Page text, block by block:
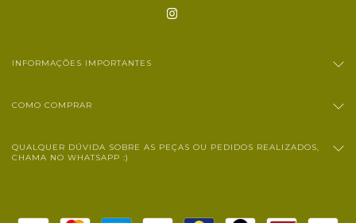
INFORMAÇÕES IMPORTANTES
COMO COMPRAR
QUALQUER DÚVIDA SOBRE AS PEÇAS OU PEDIDOS REALIZADOS,
CHAMA NO WHATSAPP :)